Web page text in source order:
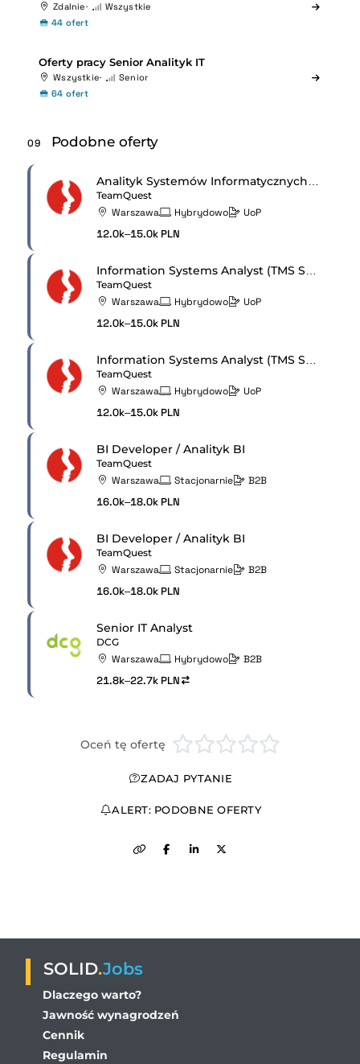
Zdalnie
Wszystkie
44 ofert
Oferty pracy Senior Analityk IT
Wszystkie
Senior
64 ofert
09 Podobne oferty
Analityk Systemów Informatycznych (TMS Systems)
TeamQuest
Warszawa Hybrydowo UoP
12.0k–15.0k PLN
Information Systems Analyst (TMS Systems)
TeamQuest
Warszawa Hybrydowo UoP
12.0k–15.0k PLN
Information Systems Analyst (TMS Systems)
TeamQuest
Warszawa Hybrydowo UoP
12.0k–15.0k PLN
BI Developer / Analityk BI
TeamQuest
Warszawa Stacjonarnie B2B
16.0k–18.0k PLN
BI Developer / Analityk BI
TeamQuest
Warszawa Stacjonarnie B2B
16.0k–18.0k PLN
Senior IT Analyst
DCG
Warszawa Hybrydowo B2B
21.8k–22.7k PLN
Oceń tę ofertę
ZADAJ PYTANIE
ALERT: PODOBNE OFERTY
SOLID.Jobs
Dlaczego warto?
Jawność wynagrodzeń
Cennik
Regulamin